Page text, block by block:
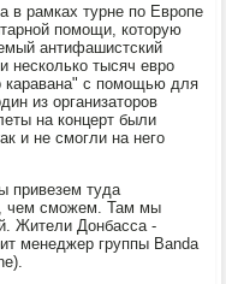
в рамках турне по Европе
помощи, которую
антифашистский
несколько тысяч евро
каравана" с помощью для
из организаторов
на концерт были
и не смогли на него
привезем туда
чем сможем. Там мы
Жители Донбасса -
менеджер группы Banda